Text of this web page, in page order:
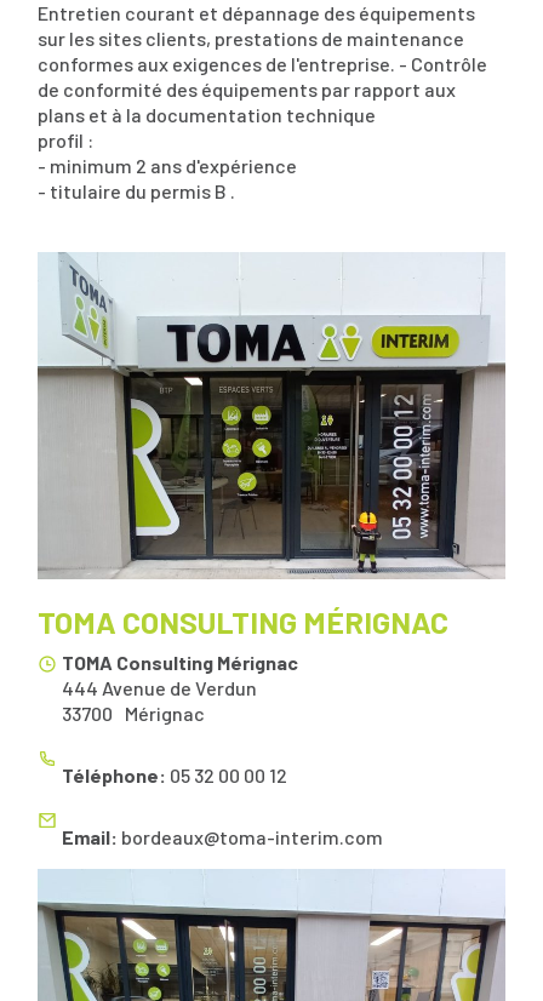
Entretien courant et dépannage des équipements
sur les sites clients, prestations de maintenance
conformes aux exigences de l'entreprise. - Contrôle
de conformité des équipements par rapport aux
plans et à la documentation technique
profil :
- minimum 2 ans d'expérience
- titulaire du permis B .
TOMA CONSULTING MÉRIGNAC
TOMA Consulting Mérignac
444 Avenue de Verdun
Mérignac
33700
Téléphone: 05 32 00 00 12
Email: bordeaux@toma-interim.com